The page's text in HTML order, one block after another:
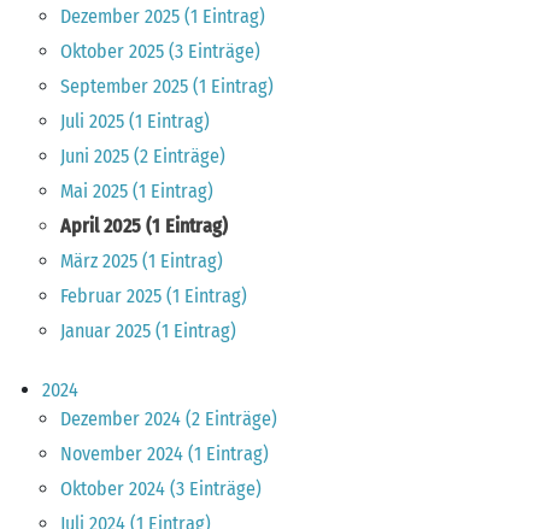
Dezember 2025 (1 Eintrag)
Oktober 2025 (3 Einträge)
September 2025 (1 Eintrag)
Juli 2025 (1 Eintrag)
Juni 2025 (2 Einträge)
Mai 2025 (1 Eintrag)
April 2025 (1 Eintrag)
März 2025 (1 Eintrag)
Februar 2025 (1 Eintrag)
Januar 2025 (1 Eintrag)
2024
Dezember 2024 (2 Einträge)
November 2024 (1 Eintrag)
Oktober 2024 (3 Einträge)
Juli 2024 (1 Eintrag)